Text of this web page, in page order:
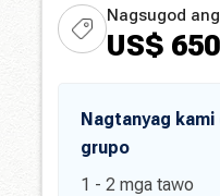
Nagsugod
US$ 650
Nagtanyag
grupo
1 - 2 mga tawo